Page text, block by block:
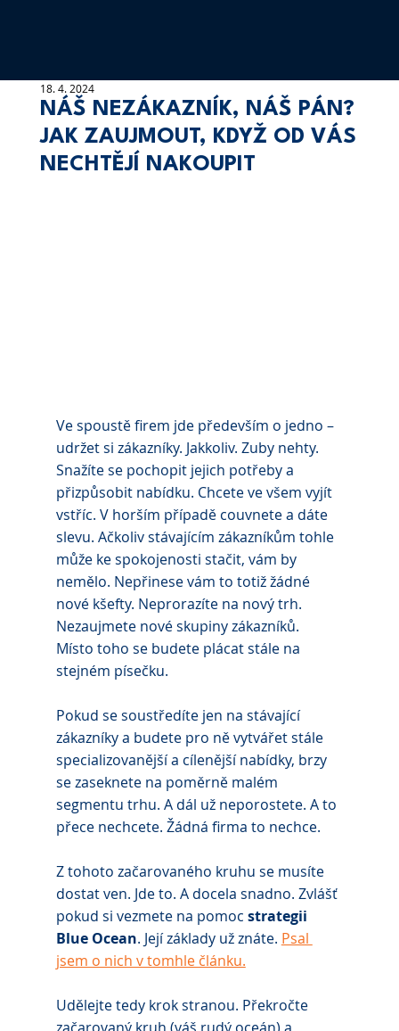
NÁŠ NEZÁKAZNÍK, NÁŠ PÁN?
JAK ZAUJMOUT, KDYŽ OD VÁS
NECHTĚJÍ NAKOUPIT
18. 4. 2024
Ve spoustě firem jde především o jedno –
udržet si zákazníky. Jakkoliv. Zuby nehty.
Snažíte se pochopit jejich potřeby a
přizpůsobit nabídku. Chcete ve všem vyjít
vstříc. V horším případě couvnete a dáte
slevu. Ačkoliv stávajícím zákazníkům tohle
může ke spokojenosti stačit, vám by
nemělo. Nepřinese vám to totiž žádné
nové kšefty. Neprorazíte na nový trh.
Nezaujmete nové skupiny zákazníků.
Místo toho se budete plácat stále na
stejném písečku.
Pokud se soustředíte jen na stávající
zákazníky a budete pro ně vytvářet stále
specializovanější a cílenější nabídky, brzy
se zaseknete na poměrně malém
segmentu trhu. A dál už neporostete. A to
přece nechcete. Žádná firma to nechce.
Z tohoto začarovaného kruhu se musíte
dostat ven. Jde to. A docela snadno. Zvlášť
pokud si vezmete na pomoc strategii
Blue Ocean. Její základy už znáte. Psal
jsem o nich v tomhle článku.
Udělejte tedy krok stranou. Překročte
začarovaný kruh (váš rudý oceán) a